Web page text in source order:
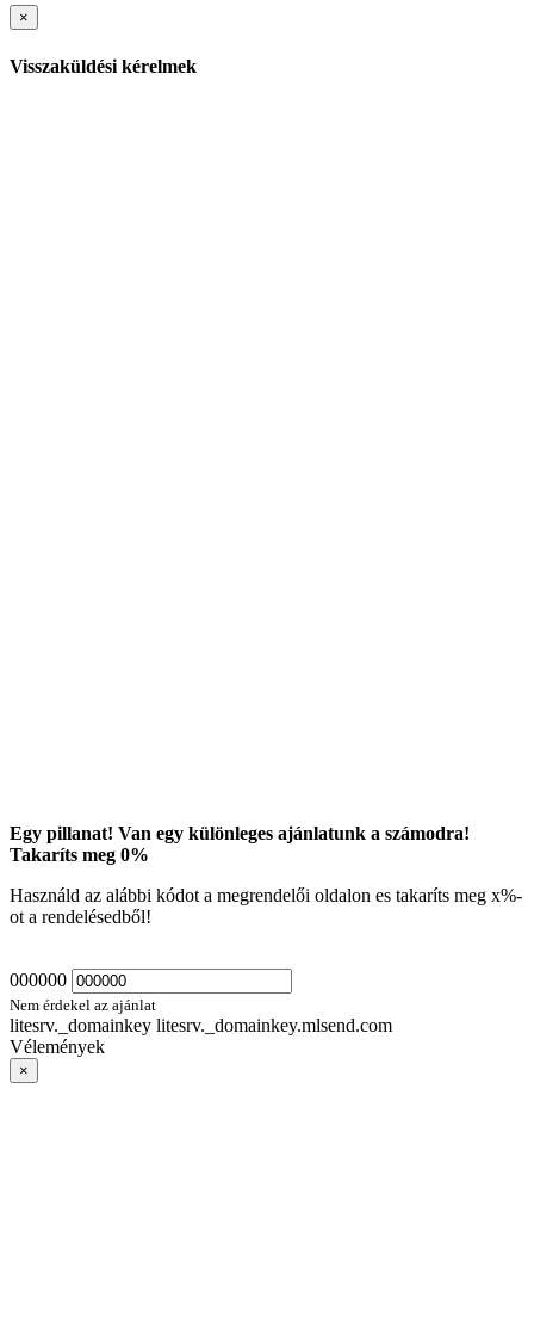
×
Visszaküldési kérelmek
Egy pillanat! Van egy különleges ajánlatunk a számodra!
Takaríts meg 0%
Használd az alábbi kódot a megrendelői oldalon es takaríts meg x%-
ot a rendelésedből!
000000
Nem érdekel az ajánlat
litesrv._domainkey litesrv._domainkey.mlsend.com
Vélemények
×